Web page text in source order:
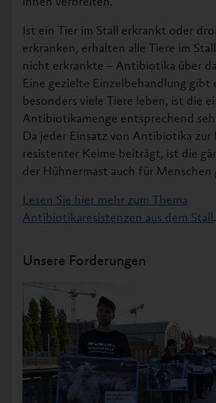
ihnen verbreiten.
Ist ein Tier im Stall erkrankt oder
erkranken, erhalten alle Tiere im
nicht erkrankte – Antibiotika über
Eine gezielte Einzelbehandlung gibt
besonders viele Tiere leben, ist die
Antibiotikamenge entsprechend
Da jeder Einsatz von Antibiotika zur
resistenter Keime beiträgt, ist die
der Hühnermast auch für Menschen
Lesen Sie hier mehr zum Thema
Antibiotikaresistenzen aus dem Stall.
Unsere Forderungen